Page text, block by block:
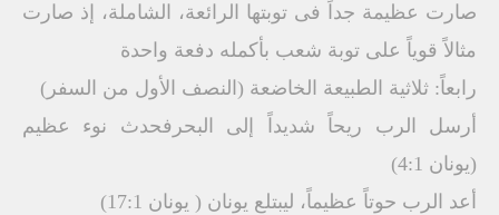
صارت عظيمة جداً فى توبتها الرائعة، الشاملة، إذ صارت
مثالاً قوياً على توبة شعب بأكمله دفعة واحدة
رابعاً: ثلاثية الطبيعة الخاضعة (النصف الأول من السفر)
أرسل الرب ريحاً شديداً إلى البحرفحدث نوء عظيم
(يونان 4:1)
أعد الرب حوتاً عظيماً، ليبتلع يونان ( يونان 17:1)